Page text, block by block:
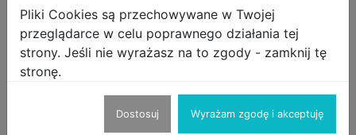
Opis Produktu
Koc z rękawami SNUGGIE BLANKET DUZA ROZMIAR
Pliki Cookies są przechowywane w Twojej
przeglądarce w celu poprawnego działania tej
strony. Jeśli nie wyrażasz na to zgody - zamknij tę
stronę.
Dostosuj Wyrażam zgodę i akceptuję